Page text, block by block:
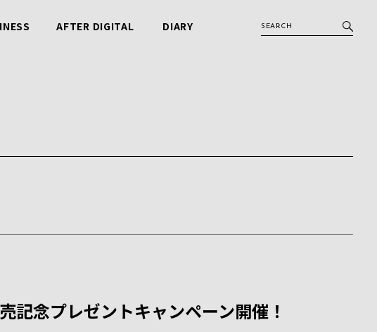
AFTER DIGITAL DIARY
記念プレゼントキャンペーン開催！